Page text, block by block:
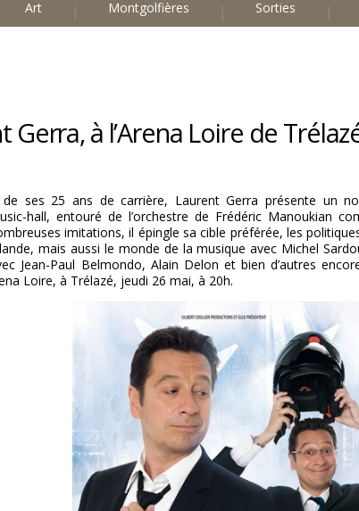
Art Montgolfières Sorties
Gerra, à l’Arena Loire de
de ses 25 ans de carrière, Laurent Gerra présente un
hall, entouré de l’orchestre de Frédéric Manoukian
imitations, il épingle sa cible préférée, les
mais aussi le monde de la musique avec Michel
Jean-Paul Belmondo, Alain Delon et bien d’autres
Loire, à Trélazé, jeudi 26 mai, à 20h.